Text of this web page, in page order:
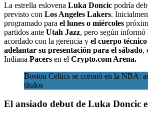
La estrella eslovena Luka Doncic podría
previsto con Los Angeles Lakers.
programado para el lunes o miércoles
partidos ante Utah Jazz, pero según informó
acordado con la gerencia y el cuerpo
adelantar su presentación para el sábado,
Indiana Pacers en el Crypto.com Arena.
Boston Celtics se coronó en la NBA:
títulos
El ansiado debut de Luka Doncic